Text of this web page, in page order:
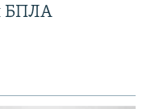
БПЛА